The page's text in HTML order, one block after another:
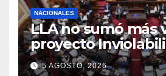
NACIONALES
LLA no sumó más
proyecto
Propiedad
5 AGOSTO, 2026